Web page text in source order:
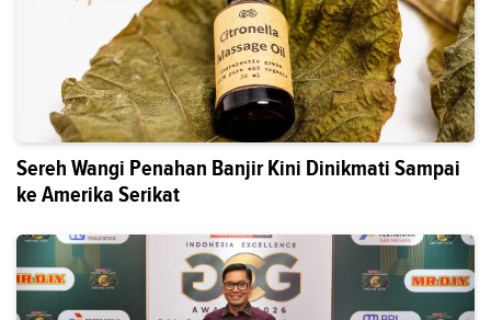
Sereh Wangi Penahan Banjir Kini Dinikmati Sampai
ke Amerika Serikat